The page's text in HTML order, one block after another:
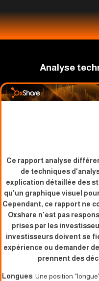
Analyse
Ce rapport analyse
de techniques
explication détaillée des
qu'un graphique visuel
Cependant, ce rapport ne
Oxshare n'est pas
prises par les
investisseurs doivent se
expérience ou demander
prennent des
Longues: Une position